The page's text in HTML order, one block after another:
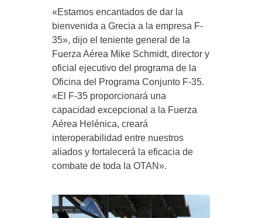
«Estamos encantados de dar la
bienvenida a Grecia a la empresa F-
35», dijo el teniente general de la
Fuerza Aérea Mike Schmidt, director y
oficial ejecutivo del programa de la
Oficina del Programa Conjunto F-35.
«El F-35 proporcionará una
capacidad excepcional a la Fuerza
Aérea Helénica, creará
interoperabilidad entre nuestros
aliados y fortalecerá la eficacia de
combate de toda la OTAN».